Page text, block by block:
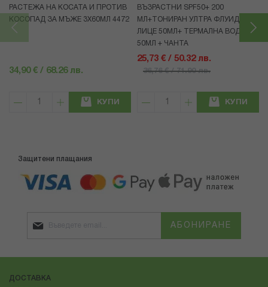
РАСТЕЖА НА КОСАТА И ПРОТИВ
КОСОПАД ЗА МЪЖЕ 3X60МЛ 4472
34,90 € / 68.26 лв.
КУПИ
ВЪЗРАСТНИ SPF50+ 200
МЛ+ТОНИРАН УЛТРА ФЛУИД ЗА
ЛИЦЕ 50МЛ+ ТЕРМАЛНА ВОДА
50МЛ + ЧАНТА
25,73 € / 50.32 лв.
36,76 € / 71.90 лв.
КУПИ
Защитени плащания
АБОНИРАНЕ
ДОСТАВКА